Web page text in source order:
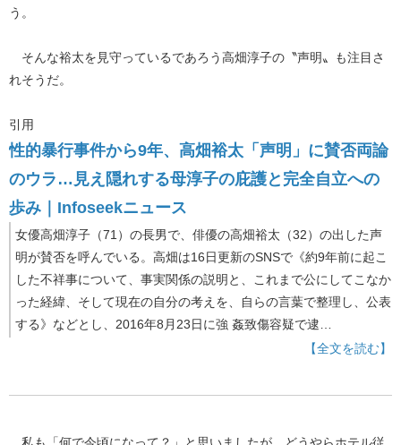
う。
そんな裕太を見守っているであろう高畑淳子の〝声明〟も注目さ
れそうだ。
引用
性的暴行事件から9年、高畑裕太「声明」に賛否両論
のウラ…見え隠れする母淳子の庇護と完全自立への
歩み｜Infoseekニュース
女優高畑淳子（71）の長男で、俳優の高畑裕太（32）の出した声
明が賛否を呼んでいる。高畑は16日更新のSNSで《約9年前に起こ
した不祥事について、事実関係の説明と、これまで公にしてこなか
った経緯、そして現在の自分の考えを、自らの言葉で整理し、公表
する》などとし、2016年8月23日に強 姦致傷容疑で逮…
【全文を読む】
私も「何で今頃になって？」と思いましたが、どうやらホテル従